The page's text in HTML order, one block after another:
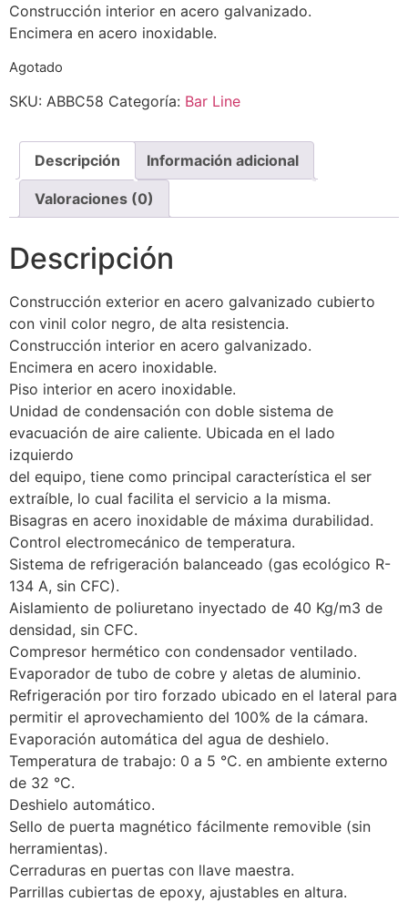
Construcción interior en acero galvanizado.
Encimera en acero inoxidable.
Agotado
SKU: ABBC58 Categoría: Bar Line
Descripción Información adicional
Valoraciones (0)
Descripción
Construcción exterior en acero galvanizado cubierto
con vinil color negro, de alta resistencia.
Construcción interior en acero galvanizado.
Encimera en acero inoxidable.
Piso interior en acero inoxidable.
Unidad de condensación con doble sistema de
evacuación de aire caliente. Ubicada en el lado
izquierdo
del equipo, tiene como principal característica el ser
extraíble, lo cual facilita el servicio a la misma.
Bisagras en acero inoxidable de máxima durabilidad.
Control electromecánico de temperatura.
Sistema de refrigeración balanceado (gas ecológico R-
134 A, sin CFC).
Aislamiento de poliuretano inyectado de 40 Kg/m3 de
densidad, sin CFC.
Compresor hermético con condensador ventilado.
Evaporador de tubo de cobre y aletas de aluminio.
Refrigeración por tiro forzado ubicado en el lateral para
permitir el aprovechamiento del 100% de la cámara.
Evaporación automática del agua de deshielo.
Temperatura de trabajo: 0 a 5 °C. en ambiente externo
de 32 °C.
Deshielo automático.
Sello de puerta magnético fácilmente removible (sin
herramientas).
Cerraduras en puertas con llave maestra.
Parrillas cubiertas de epoxy, ajustables en altura.